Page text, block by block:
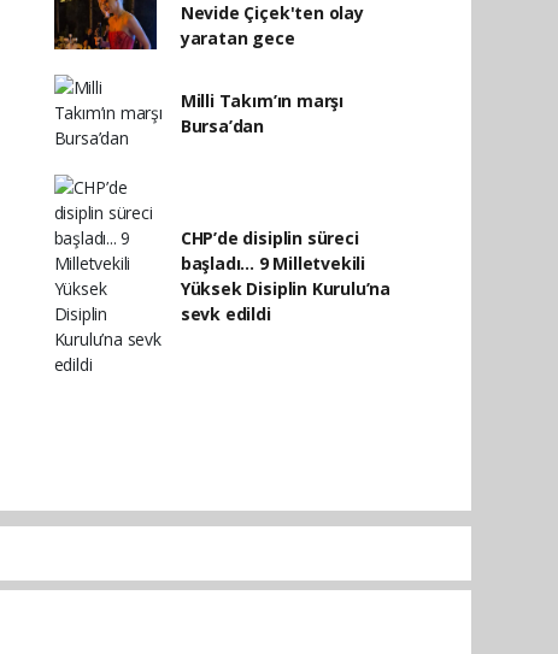
Nevide Çiçek'ten olay
yaratan gece
Milli Takım’ın marşı
Bursa’dan
CHP’de disiplin süreci
başladı... 9 Milletvekili
Yüksek Disiplin Kurulu’na
sevk edildi